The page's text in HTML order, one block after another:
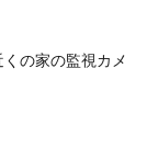
の家の監視カメ